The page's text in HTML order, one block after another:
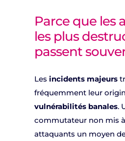
Parce que les
les plus
passent
Les incidents majeurs
fréquemment leur
vulnérabilités banales.
commutateur non mis
attaquants un moyen